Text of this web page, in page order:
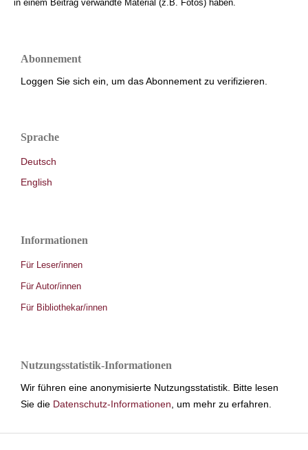
in einem Beitrag verwandte Material (z.B. Fotos) haben.
Abonnement
Loggen Sie sich ein, um das Abonnement zu verifizieren.
Sprache
Deutsch
English
Informationen
Für Leser/innen
Für Autor/innen
Für Bibliothekar/innen
Nutzungsstatistik-Informationen
Wir führen eine anonymisierte Nutzungsstatistik. Bitte lesen
Sie die Datenschutz-Informationen, um mehr zu erfahren.